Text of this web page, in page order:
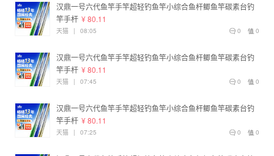
汉鼎一号六代鱼竿手竿超轻钓鱼竿小综合鱼杆鲫鱼竿碳素台钓
竿手杆 ¥ 80.11
0
0
天猫 | 08:05
汉鼎一号六代鱼竿手竿超轻钓鱼竿小综合鱼杆鲫鱼竿碳素台钓
竿手杆 ¥ 80.11
0
0
天猫 | 07:45
汉鼎一号六代鱼竿手竿超轻钓鱼竿小综合鱼杆鲫鱼竿碳素台钓
竿手杆 ¥ 80.11
0
0
天猫 | 07:25